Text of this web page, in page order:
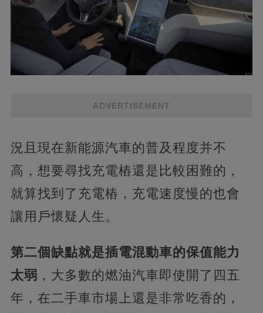
ADVERTISEMENT
況且現在新能源汽車的普及程度并不
高，想要尋找充電樁還是比較困難的，
就算找到了充電樁，充電速度慢的也會
讓用戶懷疑人生。
第二個缺點就是插電混動車的保值能力
太弱 ，大多數的燃油汽車即使開了四五
年，在二手車市場上還是非常吃香的，